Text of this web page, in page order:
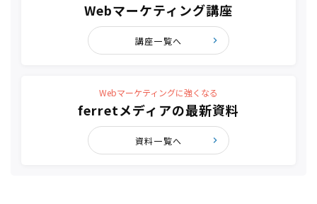
Webマーケティング講座
講座一覧へ
Webマーケティングに強くなる
ferretメディアの最新資料
資料一覧へ